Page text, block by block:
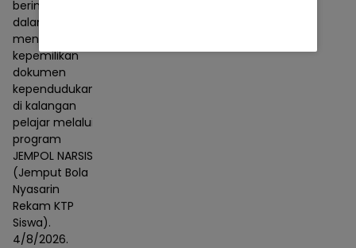
berinovasi
dalam
meningkatkan
kepemilikan
dokumen
kependudukan
di kalangan
pelajar melalui
program
JEMPOL NARSIS
(Jemput Bola
Nyasarin
Rekam KTP
Siswa).
4/8/2026.